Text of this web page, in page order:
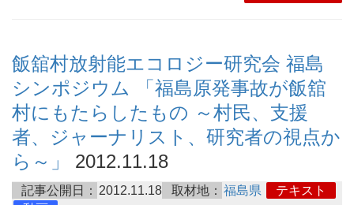
飯舘村放射能エコロジー研究会 福島
シンポジウム 「福島原発事故が飯舘
村にもたらしたもの ～村民、支援
者、ジャーナリスト、研究者の視点か
ら～」
2012.11.18
記事公開日： 2012.11.18 取材地： 福島県
テキスト